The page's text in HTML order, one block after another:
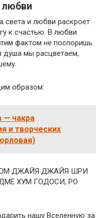
любви
света и любви раскроет
к счастью. В любви
фактом не поспоришь.
душа мы расцветаем,
образом:
— чакра
и творческих
ДЖАЙЯ ДЖАЙЯ ШРИ
ХУМ ГОДОСИ, РО
нашу Вселенную за